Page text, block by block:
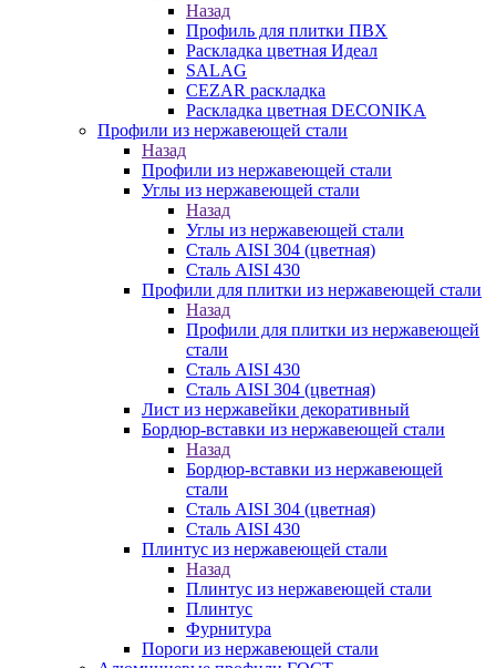
Назад
Профиль для плитки ПВХ
Раскладка цветная Идеал
SALAG
CEZAR раскладка
Раскладка цветная DECONIKA
Профили из нержавеющей стали
Назад
Профили из нержавеющей стали
Углы из нержавеющей стали
Назад
Углы из нержавеющей стали
Сталь AISI 304 (цветная)
Сталь AISI 430
Профили для плитки из нержавеющей стали
Назад
Профили для плитки из нержавеющей
стали
Сталь AISI 430
Сталь AISI 304 (цветная)
Лист из нержавейки декоративный
Бордюр-вставки из нержавеющей стали
Назад
Бордюр-вставки из нержавеющей
стали
Сталь AISI 304 (цветная)
Сталь AISI 430
Плинтус из нержавеющей стали
Назад
Плинтус из нержавеющей стали
Плинтус
Фурнитура
Пороги из нержавеющей стали